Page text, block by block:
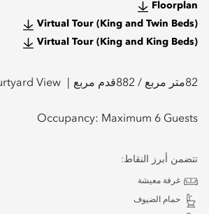
Floorplan
Virtual Tour (King and Twin Beds)
Virtual Tour (King and King Beds)
82متر مربع / 882قدم مربع View
Occupancy: Maximum 6 Guests
تتضمن أبرز النقاط:
غرفة معيشة
حمام الضيوف